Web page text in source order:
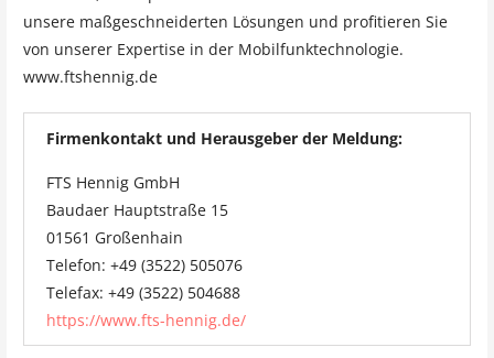
unsere maßgeschneiderten Lösungen und profitieren Sie
von unserer Expertise in der Mobilfunktechnologie.
www.ftshennig.de
Firmenkontakt und Herausgeber der Meldung:
FTS Hennig GmbH
Baudaer Hauptstraße 15
01561 Großenhain
Telefon: +49 (3522) 505076
Telefax: +49 (3522) 504688
https://www.fts-hennig.de/